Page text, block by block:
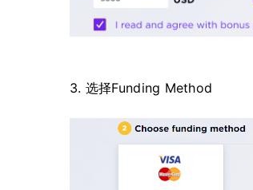
3. 选择Funding Method